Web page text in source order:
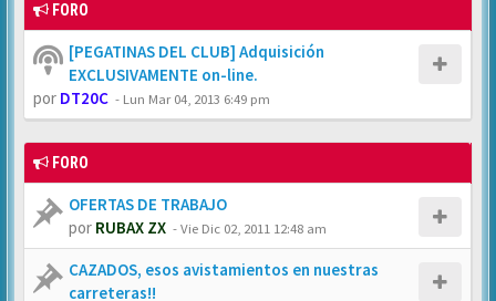
FORO
[PEGATINAS DEL CLUB] Adquisición
EXCLUSIVAMENTE on-line.
por DT20C - Lun Mar 04, 2013 6:49 pm
FORO
OFERTAS DE TRABAJO
por RUBAX ZX -Vie Dic 02, 2011 12:48 am
CAZADOS, esos avistamientos en nuestras
carreteras!!